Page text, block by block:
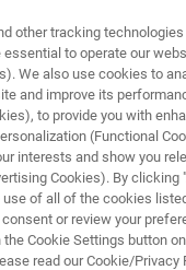
à la RMN
other tracking technologies
essential to operate our
We also use cookies to
and improve its
to provide you with
(Functional
interests and show you
Cookies). By clicking
of all of the cookies
or review your
Cookie Settings button
read our Cookie/Privacy